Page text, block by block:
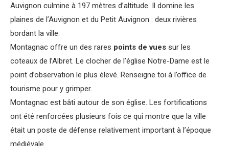
Auvignon culmine à 197 mètres d’altitude. Il domine les
plaines de l’Auvignon et du Petit Auvignon : deux rivières
bordant la ville.
Montagnac offre un des rares points de vues sur les
coteaux de l’Albret. Le clocher de l’église Notre-Dame est le
point d’observation le plus élevé. Renseigne toi à l’office de
tourisme pour y grimper.
Montagnac est bâti autour de son église. Les fortifications
ont été renforcées plusieurs fois ce qui montre que la ville
était un poste de défense relativement important à l’époque
médiévale.